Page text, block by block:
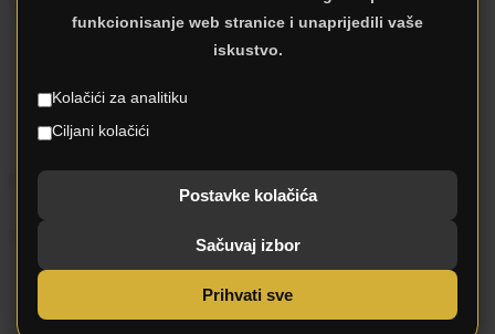
VK30-
1KS
Rok isporuke
25 - 30 dana
Garancija
MDF Visoki sjaj
Plaćanje
Uslovi plaćanja
funkcionisanje web stranice i unaprijedili vaše
iskustvo.
Kolačići za analitiku
Ciljani kolačići
Postavke kolačića
Sačuvaj izbor
Prihvati sve